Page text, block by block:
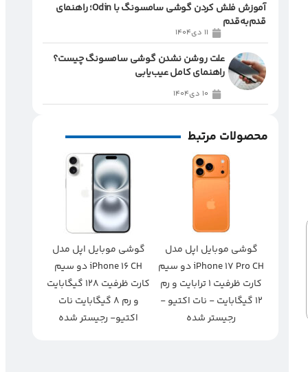
آموزش فلش کردن گوشی سامسونگ با Odin؛ راهنمای
قدم‌به‌قدم
11 دی1404
علت روشن نشدن گوشی سامسونگ چیست؟
راهنمای کامل عیب‌یابی
10 دی1404
محصولات مرتبط
گوشی موبایل اپل مدل
iPhone 17 Pro CH دو سیم‌
کارت ظرفیت ۱ ترابایت و رم
۱۲ گیگابایت - نات اکتیو -
رجیستر شده
گوشی موبایل اپل مدل
iPhone 16 CH دو سیم
کارت ظرفیت 128 گیگابایت
و رم 8 گیگابایت نات
اکتیو- رجیستر شده